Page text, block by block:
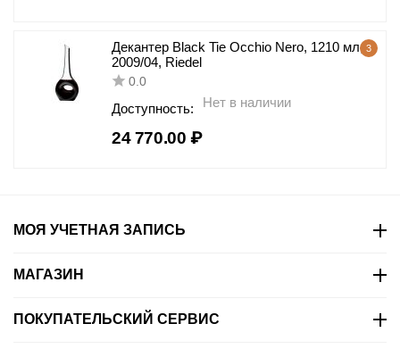
3
Декантер Black Tie Occhio Nero, 1210 мл,
2009/04, Riedel
0.0
Доступность: Нет в наличии
24 770.00 ₽
МОЯ УЧЕТНАЯ ЗАПИСЬ
МАГАЗИН
ПОКУПАТЕЛЬСКИЙ СЕРВИС